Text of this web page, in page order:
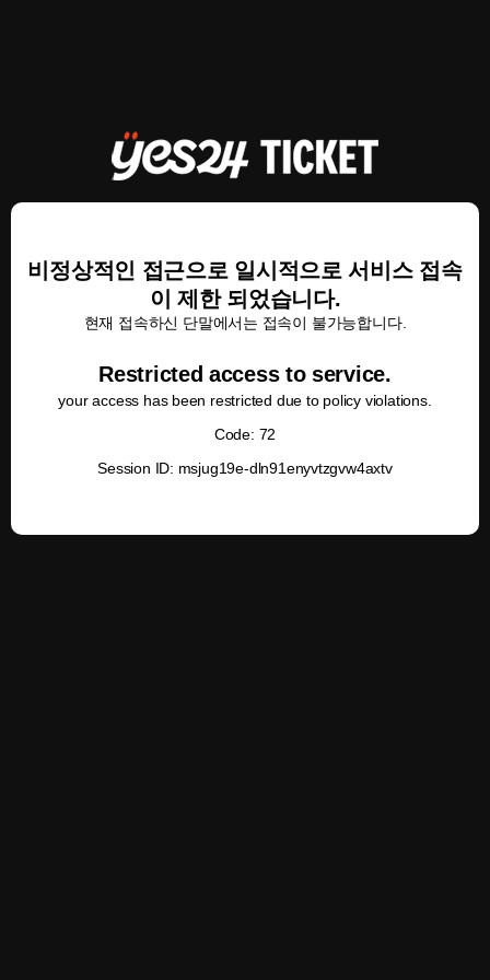
비정상적인 접근으로 일시적으로 서비스 접속
이 제한 되었습니다.
현재 접속하신 단말에서는 접속이 불가능합니다.
Restricted access to service.
your access has been restricted due to policy violations.
Code: 72
Session ID: msjug19e-dln91enyvtzgvw4axtv